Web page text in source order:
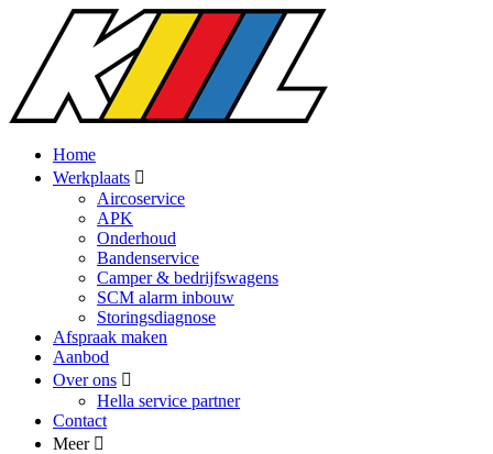
Home
Werkplaats
Aircoservice
APK
Onderhoud
Bandenservice
Camper & bedrijfswagens
SCM alarm inbouw
Storingsdiagnose
Afspraak maken
Aanbod
Over ons
Hella service partner
Contact
Meer